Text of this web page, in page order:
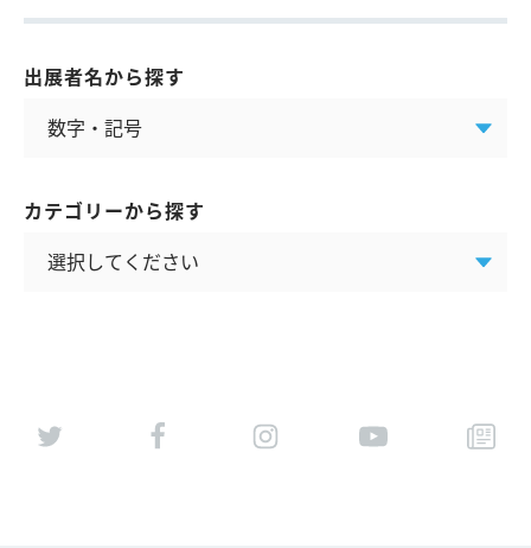
出展者名から探す
カテゴリーから探す